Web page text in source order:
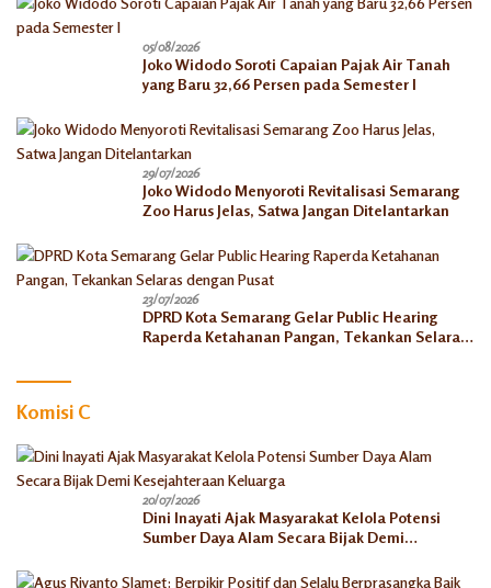
05/08/2026
Joko Widodo Soroti Capaian Pajak Air Tanah
yang Baru 32,66 Persen pada Semester I
29/07/2026
Joko Widodo Menyoroti Revitalisasi Semarang
Zoo Harus Jelas, Satwa Jangan Ditelantarkan
23/07/2026
DPRD Kota Semarang Gelar Public Hearing
Raperda Ketahanan Pangan, Tekankan Selaras
Komisi C
20/07/2026
Dini Inayati Ajak Masyarakat Kelola Potensi
Sumber Daya Alam Secara Bijak Demi